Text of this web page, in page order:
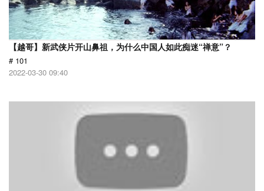
【越哥】新武侠片开山鼻祖，为什么中国人如此痴迷“禅意”？
# 101
2022-03-30 09:40